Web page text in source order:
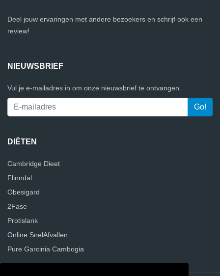
Deel jouw ervaringen met andere bezoekers en schrijf ook een
review!
NIEUWSBRIEF
Vul je e-mailadres in om onze nieuwsbrief te ontvangen.
DIËTEN
Cambridge Dieet
Flinndal
Obesigard
2Fase
Protislank
Online SnelAfvallen
Pure Garcinia Cambogia